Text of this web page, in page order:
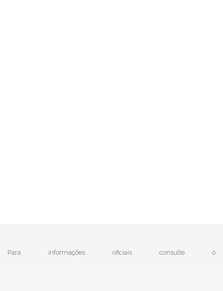
Para informações oficiais consulte o